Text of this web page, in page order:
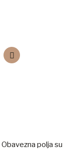
Obavezna polja su